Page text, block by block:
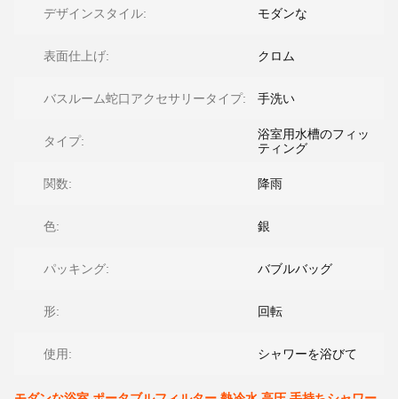
デザインスタイル: モダンな
表面仕上げ: クロム
バスルーム蛇口アクセサリータイプ: 手洗い
タイプ:
浴室用水槽のフィッ
ティング
関数: 降雨
色: 銀
パッキング: バブルバッグ
形: 回転
使用: シャワーを浴びて